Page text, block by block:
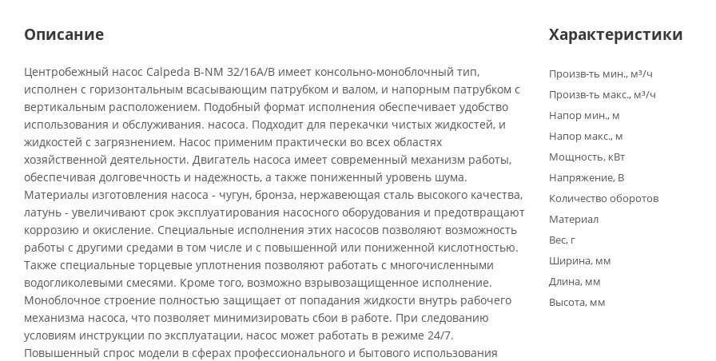
Описание
Центробежный насос Calpeda B-NM 32/16A/B имеет консольно-моноблочный тип,
исполнен с горизонтальным всасывающим патрубком и валом, и напорным патрубком с
вертикальным расположением. Подобный формат исполнения обеспечивает удобство
использования и обслуживания. насоса. Подходит для перекачки чистых жидкостей, и
жидкостей с загрязнением. Насос применим практически во всех областях
хозяйственной деятельности. Двигатель насоса имеет современный механизм работы,
обеспечивая долговечность и надежность, а также пониженный уровень шума.
Материалы изготовления насоса - чугун, бронза, нержавеющая сталь высокого качества,
латунь - увеличивают срок эксплуатирования насосного оборудования и предотвращают
коррозию и окисление. Специальные исполнения этих насосов позволяют возможность
работы с другими средами в том числе и с повышенной или пониженной кислотностью.
Также специальные торцевые уплотнения позволяют работать с многочисленными
водогликолевыми смесями. Кроме того, возможно взрывозащищенное исполнение.
Моноблочное строение полностью защищает от попадания жидкости внутрь рабочего
механизма насоса, что позволяет минимизировать сбои в работе. При следованию
условиям инструкции по эксплуатации, насос может работать в режиме 24/7.
Повышенный спрос модели в сферах профессионального и бытового использования
Характеристики
Произв-ть мин., м³/ч
Произв-ть макс., м³/ч
Напор мин., м
Напор макс., м
Мощность, кВт
Напряжение, В
Количество оборотов
Материал
Вес, г
Ширина, мм
Длина, мм
Высота, мм